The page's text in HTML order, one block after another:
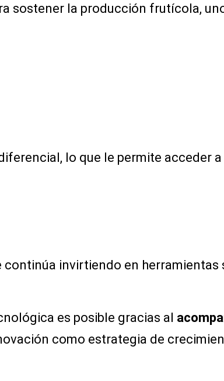
sostener la producción frutícola,
lo que le permite acceder
continúa invirtiendo en herramientas
es posible gracias al
como estrategia de